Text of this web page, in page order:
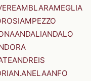
AMBLARAMEGLIA
AMPEZZO
ANDALIANDALO
ANDREIS
ANELAANFO